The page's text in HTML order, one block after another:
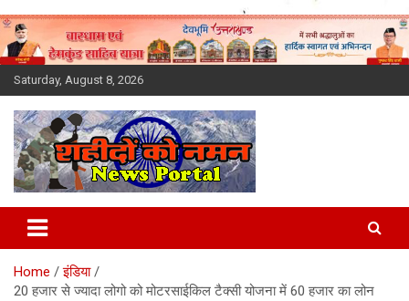
Skip
to
content
Saturday, August 8, 2026
Latest News Today, Breaking
News, Uttarakhand News in
Hindi
Home
इंडिया
20 हजार से ज्यादा लोगो को मोटरसाईकिल टैक्सी योजना में 60 हजार का लोन